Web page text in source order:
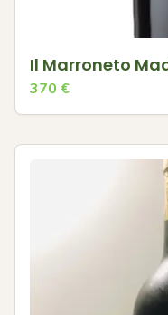
Il Marroneto
370 €